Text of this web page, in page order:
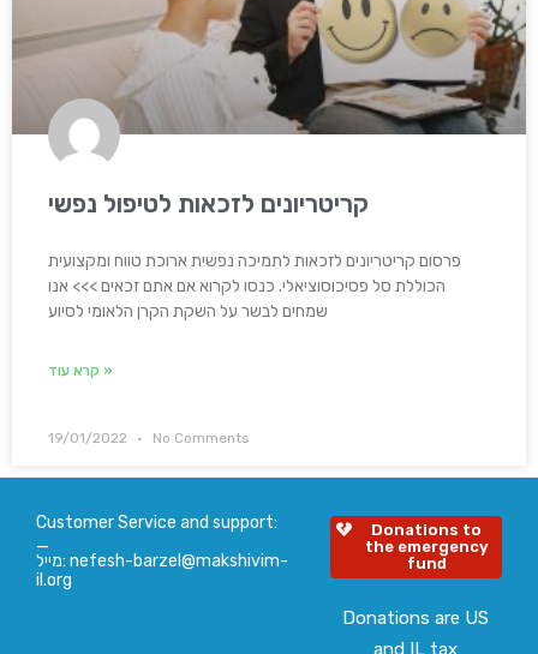
קריטריונים לזכאות לטיפול נפשי
פרסום קריטריונים לזכאות לתמיכה נפשית ארוכת טווח ומקצועית
הכוללת סל פסיכוסוציאלי. כנסו לקרוא אם אתם זכאים >>> אנו
שמחים לבשר על השקת הקרן הלאומי לסיוע
קרא עוד »
19/01/2022 No Comments
Customer Service and support:
_
מייל: nefesh-barzel@makshivim-
il.org
Donations to
the emergency
fund
Donations are US
and IL tax